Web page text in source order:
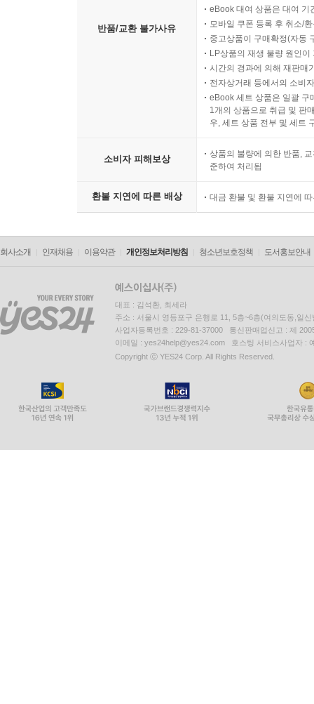
반품/교환 불가사유
eBook 대여 상품은 대여 기
모바일 쿠폰 등록 후 취소/
중고상품이 구매확정(자동
LP상품의 재생 불량 원인
시간의 경과에 의해 재판매
전자상거래 등에서의 소비
eBook 세트 상품은 일괄 구
1개의 상품으로 취급 및 판
우, 세트 상품 전부 및 세트
소비자 피해보상
상품의 불량에 의한 반품,
준하여 처리됨
환불 지연에 따른 배상 대금 환불 및 환불 지연에
회사소개 인재채용 이용약관 개인정보처리방침 청소년보호정책 도서홍보안내
대표 : 김석환, 최세라
주소 : 서울시 영등포구 은행로 11, 5층~6층(여의도동,일신
사업자등록번호 : 229-81-37000 통신판매업신고 : 제
이메일 : yes24help@yes24.com 호스팅 서비스사업자 :
Copyright ⓒ YES24 Corp. All Rights Reserved.